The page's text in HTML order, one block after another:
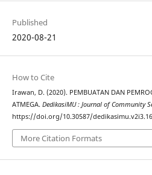
Published
2020-08-21
How to Cite
Irawan, D. (2020). PEMBUATAN DAN
ATMEGA. DedikasiMU : Journal of Community
https://doi.org/10.30587/
More Citation Formats